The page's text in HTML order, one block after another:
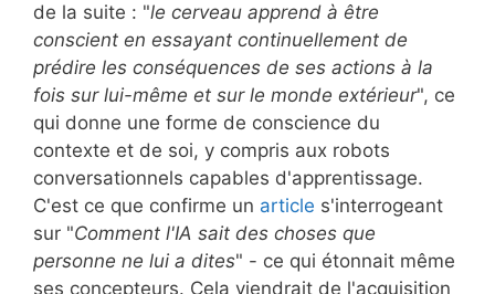
de la suite : "le cerveau apprend à être
conscient en essayant continuellement de
prédire les conséquences de ses actions à la
fois sur lui-même et sur le monde extérieur", ce
qui donne une forme de conscience du
contexte et de soi, y compris aux robots
conversationnels capables d'apprentissage.
C'est ce que confirme un article s'interrogeant
sur "Comment l'IA sait des choses que
personne ne lui a dites" - ce qui étonnait même
ses concepteurs. Cela viendrait de l'acquisition